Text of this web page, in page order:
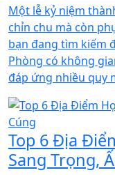
Một lễ kỷ niệm
chỉn chu mà còn
bạn đang tìm kiếm
Phòng có không
đáp ứng nhiều quy
Top 6 Địa
Sang Trọng,